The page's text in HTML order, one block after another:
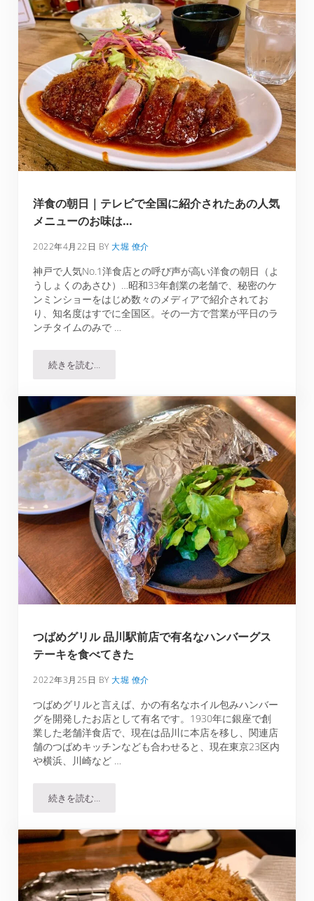
洋食の朝日｜テレビで全国に紹介されたあの人気
メニューのお味は…
2022年4月22日 BY大堀 僚介
神戸で人気No.1洋食店との呼び声が高い洋食の朝日（よ
うしょくのあさひ）…昭和33年創業の老舗で、秘密のケ
ンミンショーをはじめ数々のメディアで紹介されてお
り、知名度はすでに全国区。その一方で営業が平日のラ
ンチタイムのみで …
続きを読む…洋食の朝日｜テレビで全国に紹介されたあの人気メニュ
つばめグリル 品川駅前店で有名なハンバーグス
テーキを食べてきた
2022年3月25日 BY大堀 僚介
つばめグリルと言えば、かの有名なホイル包みハンバー
グを開発したお店として有名です。1930年に銀座で創
業した老舗洋食店で、現在は品川に本店を移し、関連店
舗のつばめキッチンなども合わせると、現在東京23区内
や横浜、川崎など …
続きを読む…つばめグリル 品川駅前店で有名なハンバーグステーキを